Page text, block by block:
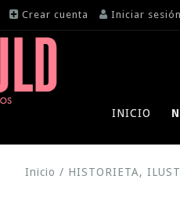
Crear cuenta Iniciar sesión
INICIO
Inicio / HISTORIETA,